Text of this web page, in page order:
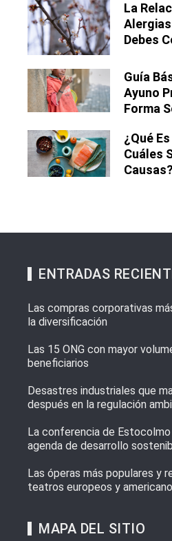
La
Debes
Guía
Ayuno
Forma
¿Qué
Cuáles
Causas?
ENTRADAS
Las compras corporativas
la diversificación
Las 15 ONG con mayor
beneficiarios
Desastres industriales que
después en la regulación
La conferencia de
agenda de desarrollo
Las óperas más populares y
teatros europeos y
MAPA DEL SITIO